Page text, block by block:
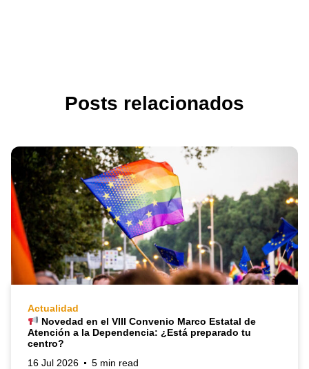
Posts relacionados
Actualidad
Novedad en el VIII Convenio Marco Estatal de
Atención a la Dependencia: ¿Está preparado tu
centro?
16 Jul 2026
5 min read